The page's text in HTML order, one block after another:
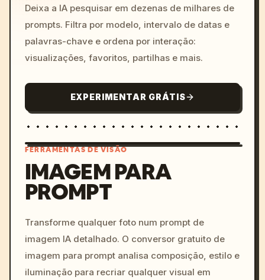
Deixa a IA pesquisar em dezenas de milhares de
prompts. Filtra por modelo, intervalo de datas e
palavras-chave e ordena por interação:
visualizações, favoritos, partilhas e mais.
EXPERIMENTAR GRÁTIS
colors, 8k --v 6.0
FERRAMENTAS DE VISÃO
IMAGEM PARA
PROMPT
Transforme qualquer foto num prompt de
imagem IA detalhado. O conversor gratuito de
imagem para prompt analisa composição, estilo e
iluminação para recriar qualquer visual em